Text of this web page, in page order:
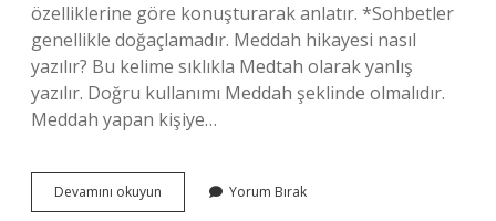
özelliklerine göre konuşturarak anlatır. *Sohbetler
genellikle doğaçlamadır. Meddah hikayesi nasıl
yazılır? Bu kelime sıklıkla Medtah olarak yanlış
yazılır. Doğru kullanımı Meddah şeklinde olmalıdır.
Meddah yapan kişiye…
Devamını okuyun Meddah
Nedir
Yorum Bırak